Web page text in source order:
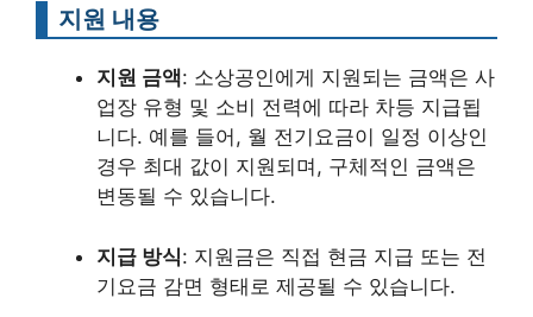
지원 내용
지원 금액: 소상공인에게 지원되는 금액은 사
업장 유형 및 소비 전력에 따라 차등 지급됩
니다. 예를 들어, 월 전기요금이 일정 이상인
경우 최대 값이 지원되며, 구체적인 금액은
변동될 수 있습니다.
지급 방식: 지원금은 직접 현금 지급 또는 전
기요금 감면 형태로 제공될 수 있습니다.